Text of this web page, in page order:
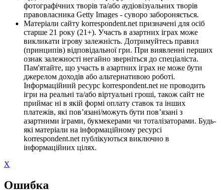
фотографічних творів та/або аудіовізуальних творів
правовласника Getty Images - суворо забороняється.
Матеріали сайту korrespondent.net призначені для осіб
старше 21 року (21+). Участь в азартних іграх може
викликати ігрову залежність. Дотримуйтесь правил
(принципів) відповідальної гри. При виявленні перших
ознак залежності негайно зверніться до спеціаліста.
Пам'ятайте, що участь в азартних іграх не може бути
джерелом доходів або альтернативою роботі.
Інформаційний ресурс korrespondent.net не проводить
ігри на реальні та/або віртуальні гроші, також сайт не
приймає ні в якій формі оплату ставок та інших
платежів, які пов’язані/можуть бути пов’язані з
азартними іграми, букмекерами чи тоталізаторами. Будь-
які матеріали на інформаційному ресурсі
korrespondent.net публікуються виключно в
інформаційних цілях.
X
Ошибка